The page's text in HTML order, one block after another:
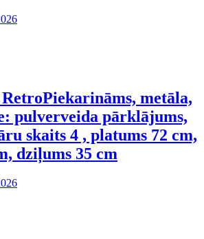
Piekarināms, metāla,
pulverveida pārklājums,
skaits 4 , platums 72 cm,
dziļums 35 cm